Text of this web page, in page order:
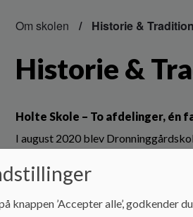
Om skolen Historie &
Historie &
Holte Skole – To afdelinger, én
I august 2020 blev
Skolen har i dag to afdelinger:
Rønnebærvej
(tidligere
Grünersvej
(tidligere Ny Holte
knappen ’Accepter alle’, godkender